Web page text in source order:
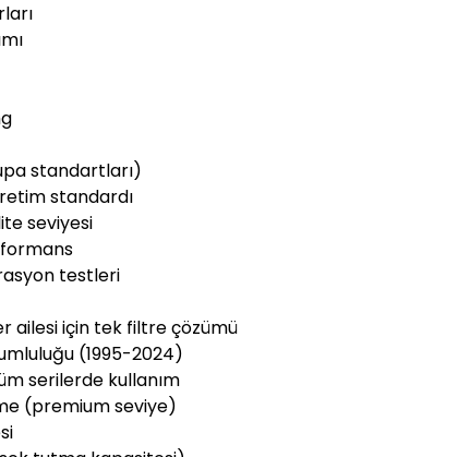
standartları)
standardı
seviyesi
testleri
ailesi için tek filtre çözümü
(1995-2024)
serilerde kullanım
(premium seviye)